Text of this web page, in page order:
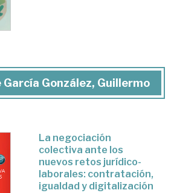
González, Guillermo
La negociación
colectiva ante los
nuevos retos jurídico-
laborales: contratación,
igualdad y digitalización